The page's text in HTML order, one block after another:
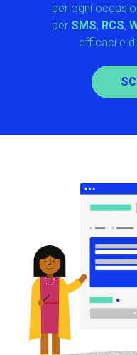
per ogni
per SMS, RCS,
efficaci e